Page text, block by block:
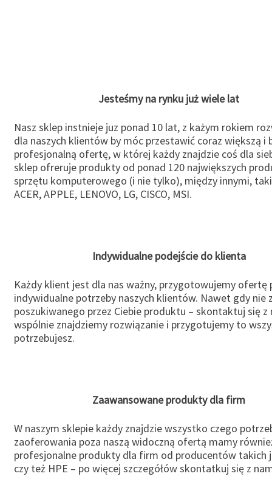
Jesteśmy na rynku już wiele lat
Nasz sklep instnieje juz ponad 10 lat, z każym rokiem
dla naszych klientów by móc przestawić coraz większą i
profesjonalną ofertę, w której każdy znajdzie coś dla
sklep ofreruje produkty od ponad 120 największych
sprzętu komputerowego (i nie tylko), między innymi,
ACER, APPLE, LENOVO, LG, CISCO, MSI.
Indywidualne podejście do klienta
Każdy klient jest dla nas ważny, przygotowujemy ofertę
indywidualne potrzeby naszych klientów. Nawet gdy nie
poszukiwanego przez Ciebie produktu – skontaktuj się z
wspólnie znajdziemy rozwiązanie i przygotujemy to
potrzebujesz.
Zaawansowane produkty dla firm
W naszym sklepie każdy znajdzie wszystko czego
zaoferowania poza naszą widoczną ofertą mamy
profesjonalne produkty dla firm od producentów takich
czy też HPE – po więcej szczegółów skontatkuj się z